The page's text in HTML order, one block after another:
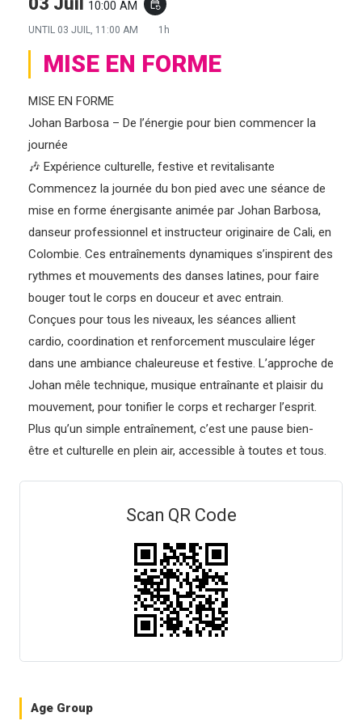
10:00 AM event_repeat
UNTIL 03 JUIL, 11:00 AM 1h
MISE EN FORME
MISE EN FORME
Johan Barbosa – De l’énergie pour bien commencer la
journée
🎶 Expérience culturelle, festive et revitalisante
Commencez la journée du bon pied avec une séance de
mise en forme énergisante animée par Johan Barbosa,
danseur professionnel et instructeur originaire de Cali, en
Colombie. Ces entraînements dynamiques s’inspirent des
rythmes et mouvements des danses latines, pour faire
bouger tout le corps en douceur et avec entrain.
Conçues pour tous les niveaux, les séances allient
cardio, coordination et renforcement musculaire léger
dans une ambiance chaleureuse et festive. L’approche de
Johan mêle technique, musique entraînante et plaisir du
mouvement, pour tonifier le corps et recharger l’esprit.
Plus qu’un simple entraînement, c’est une pause bien-
être et culturelle en plein air, accessible à toutes et tous.
Scan QR Code
Age Group